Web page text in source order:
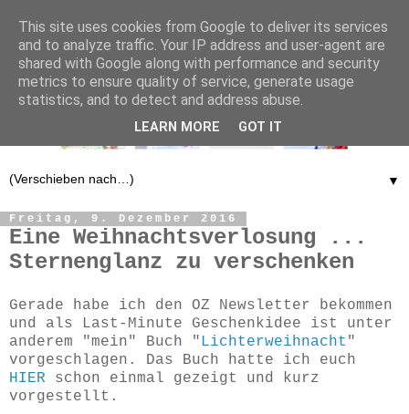
▼
Freitag, 9. Dezember 2016
Eine Weihnachtsverlosung ...
Sternenglanz zu verschenken
Gerade habe ich den OZ Newsletter bekommen
und als Last-Minute Geschenkidee ist unter
anderem "mein" Buch "Lichterweihnacht "
vorgeschlagen. Das Buch hatte ich euch
HIER schon einmal gezeigt und kurz
vorgestellt.
This site uses cookies from Google to deliver its services
and to analyze traffic. Your IP address and user-agent are
shared with Google along with performance and security
metrics to ensure quality of service, generate usage
statistics, and to detect and address abuse.
LEARN MORE GOT IT